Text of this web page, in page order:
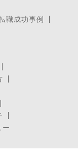
職成功事例
ー